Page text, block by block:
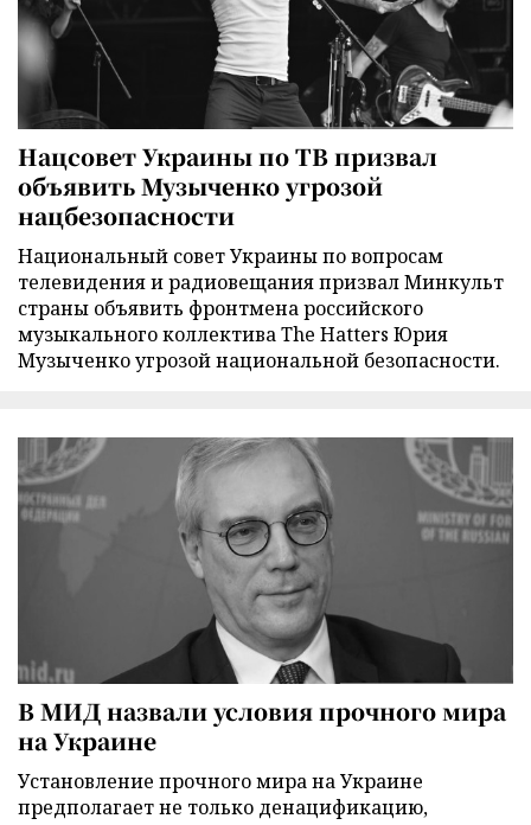
Нацсовет Украины по ТВ призвал
объявить Музыченко угрозой
нацбезопасности
Национальный совет Украины по вопросам
телевидения и радиовещания призвал Минкульт
страны объявить фронтмена российского
музыкального коллектива The Hatters Юрия
Музыченко угрозой национальной безопасности.
В МИД назвали условия прочного мира
на Украине
Установление прочного мира на Украине
предполагает не только денацификацию,